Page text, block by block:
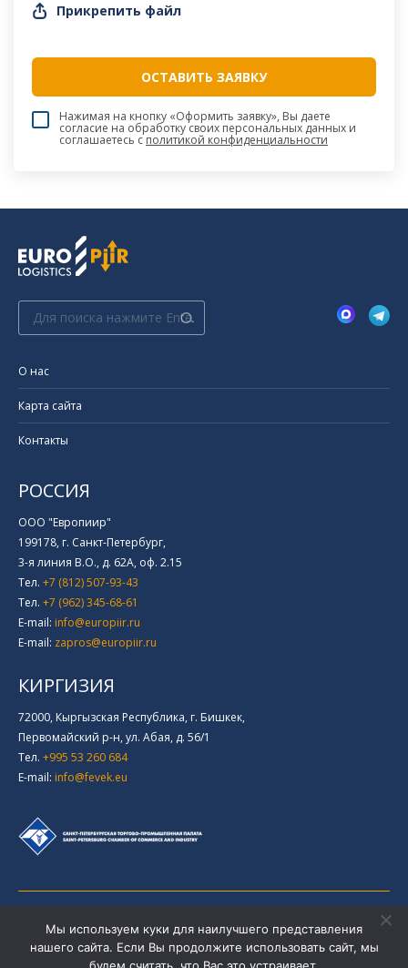
Прикрепить файл
Нажимая на кнопку «Оформить заявку», Вы даете
согласие на обработку своих персональных данных и
соглашаетесь cполитикой конфиденциальности
Поиск:
РОССИЯ
ООО "Европиир"
199178, г. Санкт-Петербург,
3-я линия В.О., д. 62А, оф. 2.15
Тел. +7 (812) 507-93-43
Тел. +7 (962) 345-68-61
E-mail: info@europiir.ru
E-mail: zapros@europiir.ru
КИРГИЗИЯ
72000, Кыргызская Республика, г. Бишкек,
Первомайский р-н, ул. Абая, д. 56/1
Тел. +995 53 260 684
E-mail: info@fevek.eu
О нас
Карта сайта
Контакты
Политика конфиденциальности
Соглашение
Мы используем куки для наилучшего представления
нашего сайта. Если Вы продолжите использовать сайт, мы